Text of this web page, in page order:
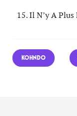
15. Il N’y A
KOHNDO